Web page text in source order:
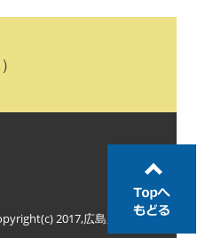
2017,広島県警察